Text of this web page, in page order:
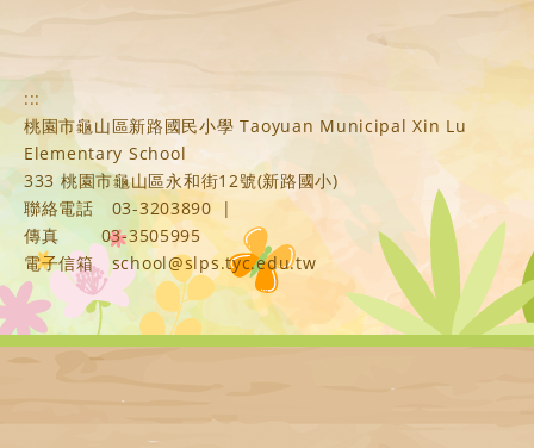
:::
桃園市龜山區新路國民小學 Taoyuan Municipal Xin Lu
Elementary School
333 桃園市龜山區永和街12號(新路國小)
聯絡電話
03-3203890
|
傳真
03-3505995
電子信箱
school@slps.tyc.edu.tw